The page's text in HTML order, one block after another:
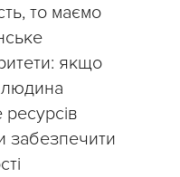
то маємо
якщо
забезпечити